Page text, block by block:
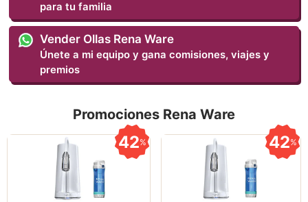
para tu familia
Vender Ollas Rena Ware
Únete a mi equipo y gana comisiones, viajes y
premios
Promociones Rena Ware
42% 42%